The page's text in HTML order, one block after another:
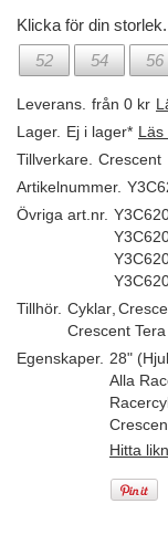
Klicka för din storlek.
52
54 56
Leverans. från 0 kr
Lager. Ej i lager* Läs
Tillverkare. Crescent
Artikelnummer.
Övriga art.nr.
Tillhör. Cyklar
Crescent Tera
Egenskaper. 28"
Alla
Hitta